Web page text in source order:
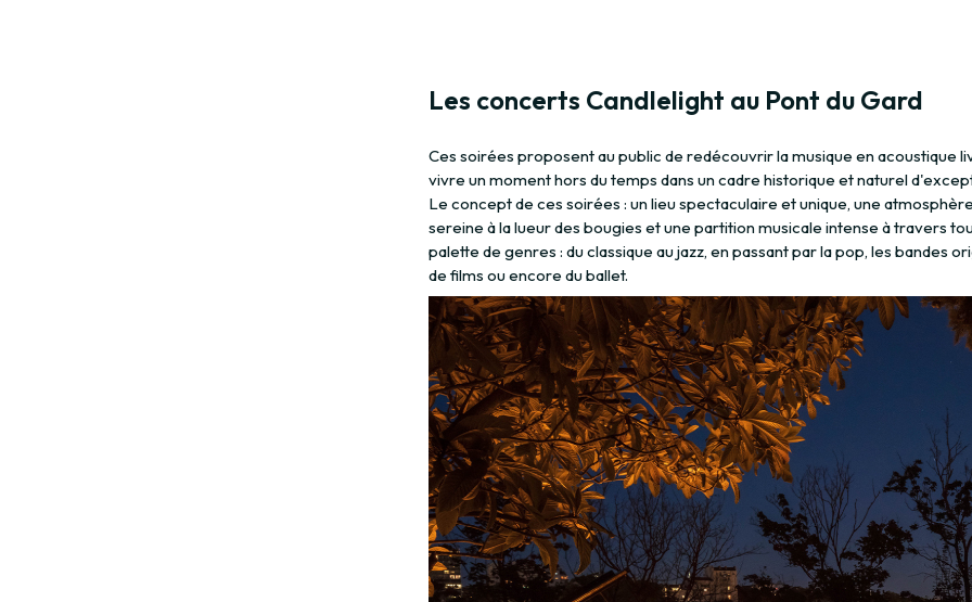
Les concerts Candlelight au Pont du Gard
Ces soirées proposent au public de redécouvrir la musique en acoustique
vivre un moment hors du temps dans un cadre historique et naturel
Le concept de ces soirées : un lieu spectaculaire et unique, une atmosphère
sereine à la lueur des bougies et une partition musicale intense à travers
palette de genres : du classique au jazz, en passant par la pop, les bandes
de films ou encore du ballet.